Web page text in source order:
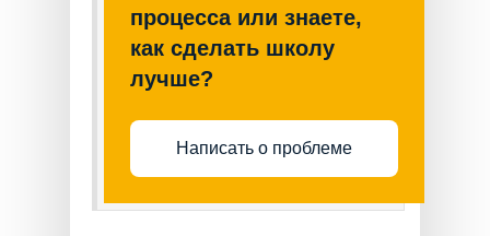
процесса или знаете,
как сделать школу
лучше?
Написать о проблеме